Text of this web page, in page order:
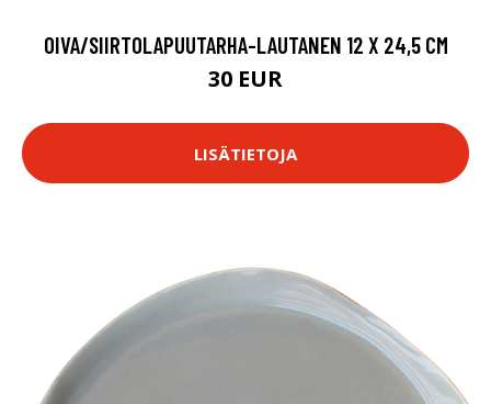
OIVA/SIIRTOLAPUUTARHA-LAUTANEN 12 X 24,5 CM
30 EUR
LISÄTIETOJA